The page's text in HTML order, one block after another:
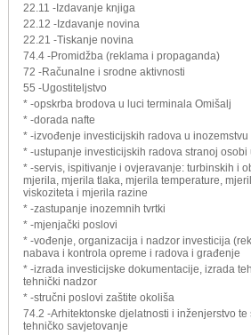
22.11 -Izdavanje knjiga
22.12 -Izdavanje novina
22.21 -Tiskanje novina
74.4 -Promidžba (reklama i propaganda)
72 -Računalne i srodne aktivnosti
55 -Ugostiteljstvo
* -opskrba brodova u luci terminala Omišalj
* -dorada nafte
* -izvođenje investicijskih radova u inozemstvu
* -ustupanje investicijskih radova stranoj osobi
* -servis, ispitivanje i ovjeravanje: turbinskih i
mjerila, mjerila tlaka, mjerila temperature,
viskoziteta i mjerila razine
* -zastupanje inozemnih tvrtki
* -mjenjački poslovi
* -vođenje, organizacija i nadzor investicija
nabava i kontrola opreme i radova i građenje
* -izrada investicijske dokumentacije, izrada
tehnički nadzor
* -stručni poslovi zaštite okoliša
74.2 -Arhitektonske djelatnosti i inženjerstvo te
tehničko savjetovanje